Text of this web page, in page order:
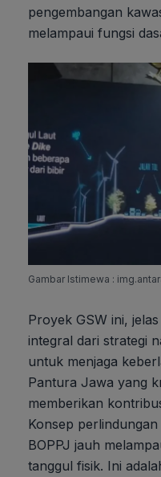
pengembangan
melampaui fungsi
Gambar Istimewa :
Proyek GSW ini,
integral dari strategi
untuk menjaga
Pantura Jawa yang
memberikan
Konsep
BOPPJ jauh
tanggul fisik. Ini